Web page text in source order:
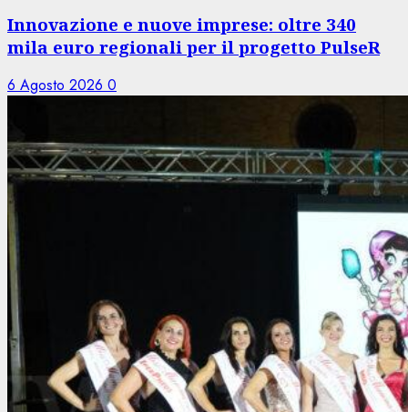
Innovazione e nuove imprese: oltre 340
mila euro regionali per il progetto PulseR
6 Agosto 2026 0